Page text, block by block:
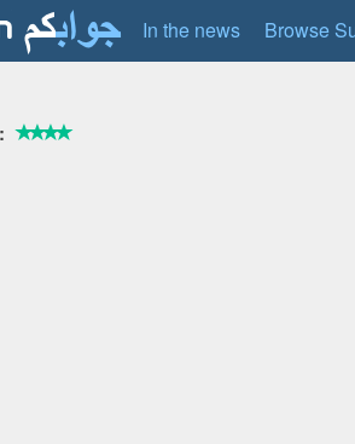
In the news Browse
تم تقييم هذه الإجابة: